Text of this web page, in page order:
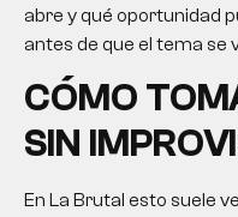
abre y qué oportunidad
antes de que el tema se
CÓMO
SIN
En La Brutal esto suele